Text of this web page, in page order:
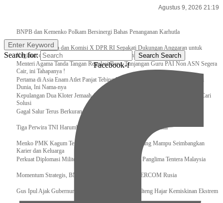
Agustus 9, 2026 21:19
BNPB dan Kemenko Polkam Bersinergi Bahas Penanganan Karhutla
Raker Kemenpora dan Komisi X DPR RI Sepakati Dukungan Anggaran untuk
Kegiatan dan Program Prioritas Pemuda dan Olahraga
Menteri Agama Tanda Tangan Regulasi Baru, Tunjangan Guru PAI Non ASN Segera
Cair, ini Tahapanya !
Pertama di Asia Enam Atlet Panjat Tebing Indonesia Taklukkan Tebing Tertinggi
Dunia, Ini Nama-nya
Kepulangan Dua Kloter Jemaah Asal Surabaya Tertunda, Kemenag Upayakan Cari
Solusi
Gagal Salur Terus Berkurang, Gus Ipul: 405 Ribu Lebih Bansos Cair
Tiga Perwira TNI Harumkan Indonesia Di Kancah Internasional
Menko PMK Kagum Terhadap Perempuan Modern yang Mampu Seimbangkan
Karier dan Keluarga
Perkuat Diplomasi Militer, Panglima TNI Terima CC Panglima Tentera Malaysia
Momentum Strategis, BNPB Terima Kunjungan EMERCOM Rusia
Gus Ipul Ajak Gubernur dan Bupati/Wali Kota se-Kalteng Hajar Kemiskinan Ekstrem
Enter Keyword
Search for: Search Search
Facebook-f